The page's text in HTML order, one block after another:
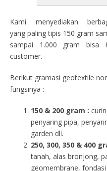
Kami menyediakan
yang paling tipis 150 gram
sampai 1.000 gram bisa
customer.
Berikut gramasi geotextile
fungsinya :
150 & 200 gram :
penyaring pipa,
garden dll.
250, 300, 350 & 400
tanah, alas bronjong,
geomembrane,